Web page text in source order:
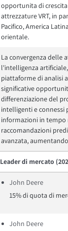
opportunita di
attrezzature VRT, in
Pacifico, America
orientale.
La convergenza delle
l'intelligenza
piattaforme di analisi
significative
differenziazione del
intelligenti e connessi
informazioni in tempo
raccomandazioni
avanzata,
Leader di mercato
John Deere
15% di quota di
John Deere